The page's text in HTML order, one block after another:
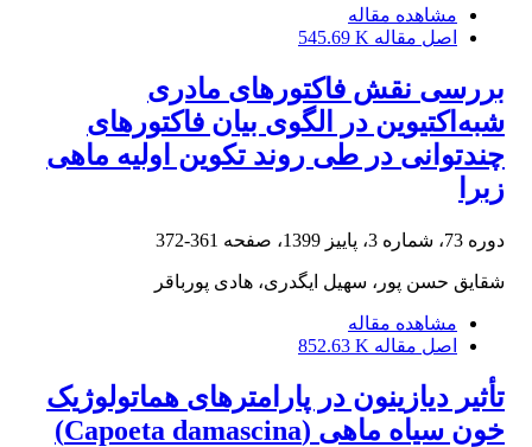
مشاهده مقاله
اصل مقاله 545.69 K
بررسی نقش فاکتورهای مادری
شبه‌اکتیوین در الگوی بیان فاکتورهای
چندتوانی در طی روند تکوین اولیه ماهی
زبرا
دوره 73، شماره 3، پاییز 1399، صفحه 361-372
شقایق حسن پور، سهیل ایگدری، هادی پورباقر
مشاهده مقاله
اصل مقاله 852.63 K
تأثیر دیازینون در پارامترهای هماتولوژیک
خون سیاه ماهی (Capoeta damascina)